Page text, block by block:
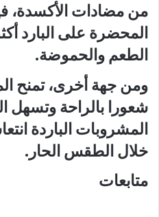
من مضادات الأكسدة،
المحضرة على البارد
الطعم والحموضة.
ومن جهة أخرى، تمنح
شعورا بالراحة وتسهل
المشروبات الباردة
خلال الطقس الحار.
متابعات